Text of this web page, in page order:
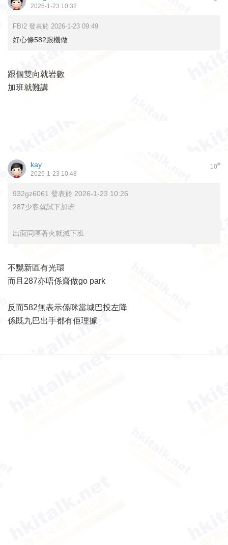
2026-1-23 10:32
FBI2 發表於 2026-1-23 09:49
好心條582跟機做
跟個雙向就岩數
加班就難講
10#
kay
2026-1-23 10:48
932gz6061 發表於 2026-1-23 10:26
287少客就試下加班
出面同區著火就減下班
不嬲新區有光環
而且287亦唔係齋做go park
反而582無表示係咪當城巴投左降
係既九巴出手都有佢理據